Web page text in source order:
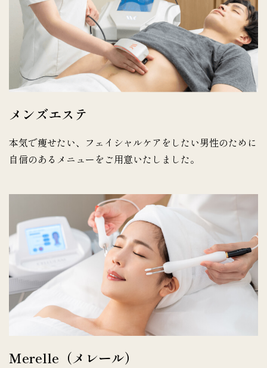
メンズエステ
本気で痩せたい、フェイシャルケアをしたい男性のために
自信のあるメニューをご用意いたしました。
Merelle（メレール）